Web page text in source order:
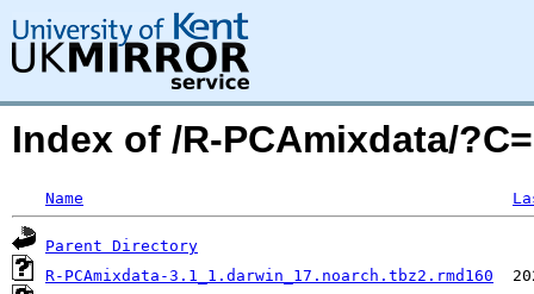
Index of /R-PCAmixdata/
Name
Parent Directory
R-PCAmixdata-3.1_1.darwin_17.noarch.tbz2.rmd160